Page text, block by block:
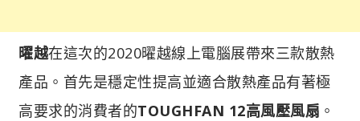
曜越在這次的2020曜越線上電腦展帶來三款散熱
產品。首先是穩定性提高並適合散熱產品有著極
高要求的消費者的TOUGHFAN 12高風壓風扇 。